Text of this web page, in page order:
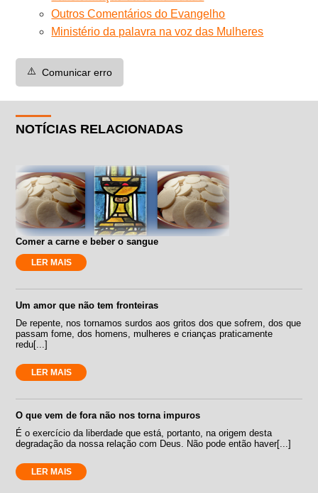
Outros Comentários do Evangelho
Ministério da palavra na voz das Mulheres
⚠️ Comunicar erro
NOTÍCIAS RELACIONADAS
Comer a carne e beber o sangue
LER MAIS
Um amor que não tem fronteiras
De repente, nos tornamos surdos aos gritos dos que sofrem, dos que
passam fome, dos homens, mulheres e crianças praticamente
redu[...]
LER MAIS
O que vem de fora não nos torna impuros
É o exercício da liberdade que está, portanto, na origem desta
degradação da nossa relação com Deus. Não pode então haver[...]
LER MAIS